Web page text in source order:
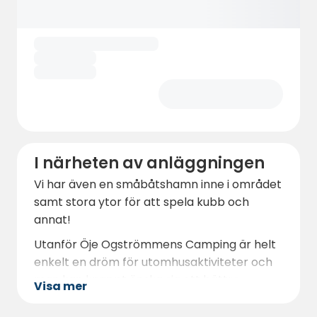
I närheten av anläggningen
Vi har även en småbåtshamn inne i området
samt stora ytor för att spela kubb och
annat!
Utanför Öje Ogströmmens Camping är helt
enkelt en dröm för utomhusaktiviteter och
man kan knappt önska sig ett bättre
Visa mer